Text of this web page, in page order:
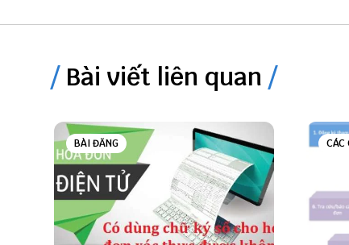
Bài viết liên quan
BÀI ĐĂNG CÁC